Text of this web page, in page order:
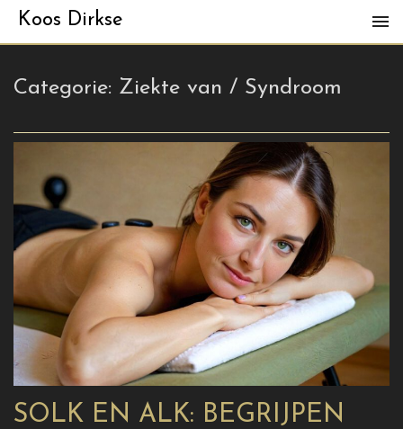
Koos Dirkse
Categorie: Ziekte van / Syndroom
SOLK EN ALK: BEGRIJPEN